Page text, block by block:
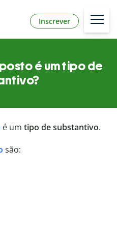
Inscrever
é um tipo de
é um tipo de substantivo.
são: